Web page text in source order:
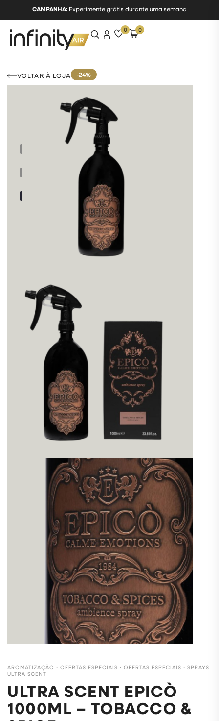
CAMPANHA: Experimente grátis durante uma semana
0 0
VOLTAR À LOJA -24%
AROMATIZAÇÃO ・ OFERTAS ESPECIAIS ・ OFERTAS ESPECIAIS ・ SPRAYS
ULTRA SCENT
ULTRA SCENT EPICÒ
1000ML – TOBACCO &